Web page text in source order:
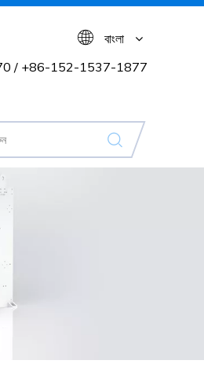
বাংলা
/ +86-152-1537-1877